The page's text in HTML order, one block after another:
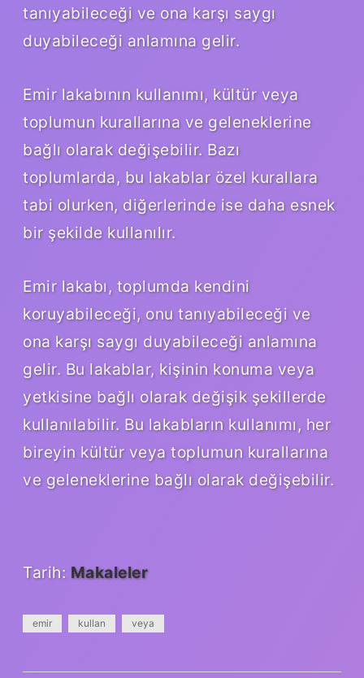
tanıyabileceği ve ona karşı saygı
duyabileceği anlamına gelir.
Emir lakabının kullanımı, kültür veya
toplumun kurallarına ve geleneklerine
bağlı olarak değişebilir. Bazı
toplumlarda, bu lakablar özel kurallara
tabi olurken, diğerlerinde ise daha esnek
bir şekilde kullanılır.
Emir lakabı, toplumda kendini
koruyabileceği, onu tanıyabileceği ve
ona karşı saygı duyabileceği anlamına
gelir. Bu lakablar, kişinin konuma veya
yetkisine bağlı olarak değişik şekillerde
kullanılabilir. Bu lakabların kullanımı, her
bireyin kültür veya toplumun kurallarına
ve geleneklerine bağlı olarak değişebilir.
Tarih: Makaleler
emir kullan veya